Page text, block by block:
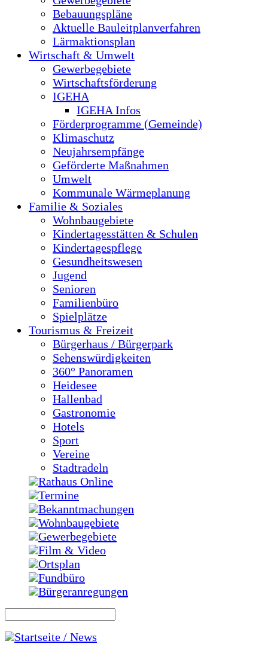
Bebauungspläne
Aktuelle Bauleitplanverfahren
Lärmaktionsplan
Wirtschaft & Umwelt
Gewerbegebiete
Wirtschaftsförderung
IGEHA
IGEHA Infos
Förderprogramme (Gemeinde)
Klimaschutz
Neujahrsempfänge
Geförderte Maßnahmen
Umwelt
Kommunale Wärmeplanung
Familie & Soziales
Wohnbaugebiete
Kindertagesstätten & Schulen
Kindertagespflege
Gesundheitswesen
Jugend
Senioren
Familienbüro
Spielplätze
Tourismus & Freizeit
Bürgerhaus / Bürgerpark
Sehenswürdigkeiten
360° Panoramen
Heidesee
Hallenbad
Gastronomie
Hotels
Sport
Vereine
Stadtradeln
Rathaus Online
Termine
Bekanntmachungen
Wohnbaugebiete
Gewerbegebiete
Film & Video
Ortsplan
Fundbüro
Bürgeranregungen
Startseite / News